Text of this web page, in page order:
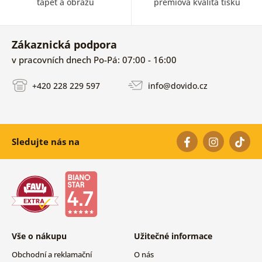
Zákaznická podpora
v pracovních dnech Po-Pá: 07:00 - 16:00
+420 228 229 597 info@dovido.cz
Sledujte nás na
Vše o nákupu
Obchodní a reklamační
Užitečné informace
O nás